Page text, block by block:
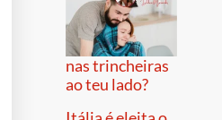
nas trincheiras
ao teu lado?